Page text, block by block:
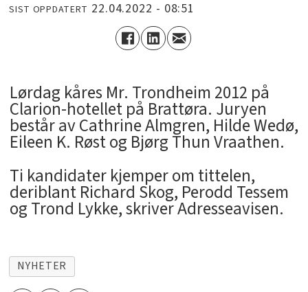
SIST OPPDATERT 22.04.2022 - 08:51
Lørdag kåres Mr. Trondheim 2012 på
Clarion-hotellet på Brattøra. Juryen
består av Cathrine Almgren, Hilde Wedø,
Eileen K. Røst og Bjørg Thun Vraathen.
Ti kandidater kjemper om tittelen,
deriblant Richard Skog, Perodd Tessem
og Trond Lykke, skriver Adresseavisen.
NYHETER